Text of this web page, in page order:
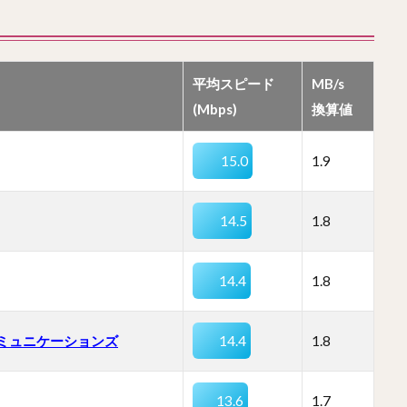
平均スピード
(Mbps)
MB/s
換算値
15.0 1.9
14.5 1.8
14.4 1.8
ュニケーションズ 14.4 1.8
13.6 1.7